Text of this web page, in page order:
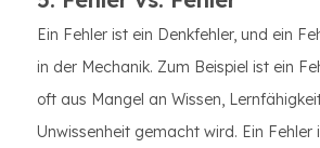
Ein Fehler ist ein Denkfehler, und ein
in der Mechanik. Zum Beispiel ist ein
oft aus Mangel an Wissen,
Unwissenheit gemacht wird. Ein Fehler